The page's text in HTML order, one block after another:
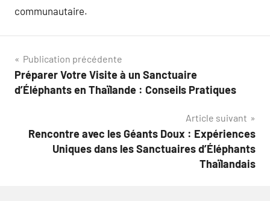
communautaire.
Navigation
de
Publication précédente
Préparer Votre Visite à un Sanctuaire
d’Éléphants en Thaïlande : Conseils Pratiques
Article suivant
Rencontre avec les Géants Doux : Expériences
Uniques dans les Sanctuaires d’Éléphants
Thaïlandais